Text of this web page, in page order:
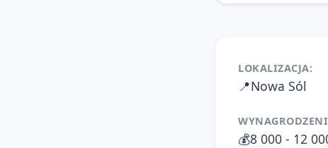
LOKALIZACJA:
📍Nowa Sól
💰8 000 - 12